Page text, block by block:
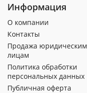
Информация
О компании
Контакты
Продажа юридическим
лицам
Политика обработки
персональных данных
Публичная оферта